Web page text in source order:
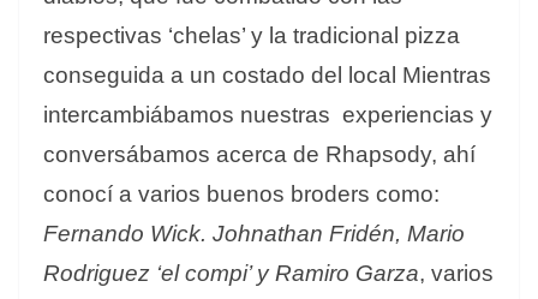
respectivas ‘chelas’ y la tradicional pizza
conseguida a un costado del local Mientras
intercambiábamos nuestras experiencias y
conversábamos acerca de Rhapsody, ahí
conocí a varios buenos broders como:
Fernando Wick. Johnathan Fridén, Mario
Rodriguez ‘el compi’ y Ramiro Garza, varios